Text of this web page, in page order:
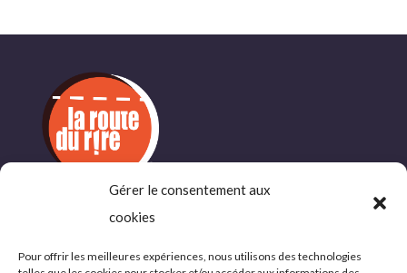
Gérer le consentement aux
cookies
Pour offrir les meilleures expériences, nous utilisons des technologies
INFORMATIONS
COMPLÉMENTAIRES